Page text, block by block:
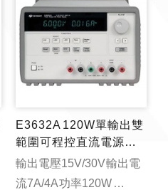
E3632A 120W單輸出雙
範圍可程控直流電源供
應器0~15V/7A 或 0~30
V/4A
輸出電壓15V/30V 輸出電
流7A/4A 功率120W